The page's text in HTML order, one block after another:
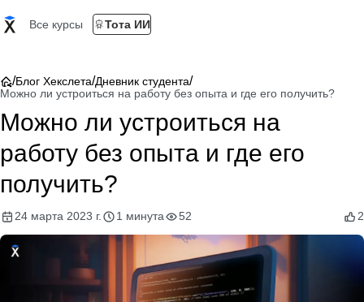
Все курсы Тота ИИ
/Блог Хекслета/Дневник студента/
Можно ли устроиться на работу без опыта и где его получить?
Можно ли устроиться на
работу без опыта и где его
получить?
24 марта 2023 г. 1 минута 52 2